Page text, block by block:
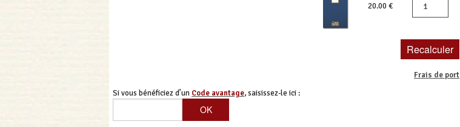
20.00 €
Frais de port
Si vous bénéficiez d’un Code avantage, saisissez-le ici :